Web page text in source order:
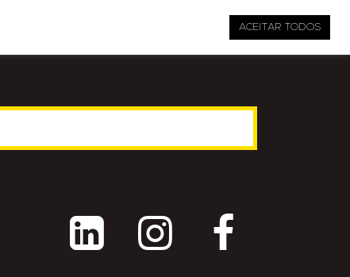
pauta@revistati.com.br



ACEITAR TODOS